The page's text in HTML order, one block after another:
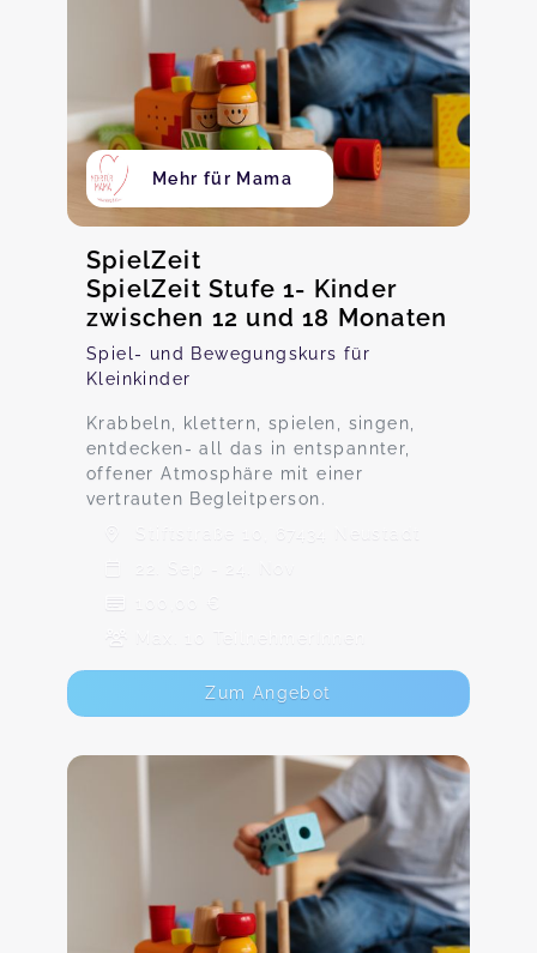
Mehr für Mama
SpielZeit
SpielZeit Stufe 1- Kinder
zwischen 12 und 18 Monaten
Spiel- und Bewegungskurs für
Kleinkinder
Krabbeln, klettern, spielen, singen,
entdecken- all das in entspannter,
offener Atmosphäre mit einer
vertrauten Begleitperson.
Stiftstraße 10, 67434 Neustadt
22. Sep - 24. Nov
100,00 €
Max. 10 TeilnehmerInnen
Zum Angebot